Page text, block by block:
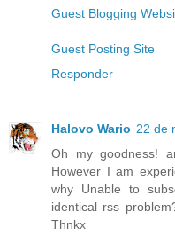
Guest Blogging
Guest Posting Site
Responder
Halovo Wario 22 de
Oh my goodness!
However I am
why Unable to
identical rss
Thnkx